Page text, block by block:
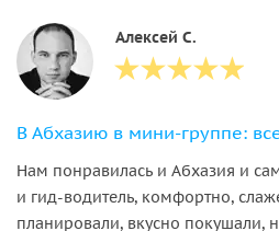
Алексей С.
Нам понравилась и Абхазия и
и гид-водитель, комфортно,
планировали, вкусно покушали,